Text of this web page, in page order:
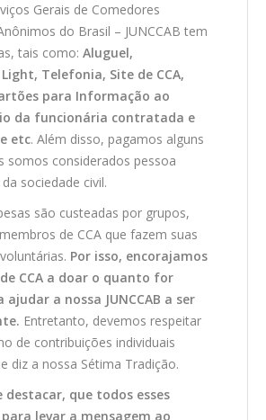
BR
Gerais de Comedores
do Brasil – JUNCCAB tem
tais como: Aluguel,
Telefonia, Site de CCA,
para Informação ao
da funcionária contratada e
etc. Além disso, pagamos alguns
somos considerados pessoa
sociedade civil.
são custeadas por grupos,
de CCA que fazem suas
Por isso, encorajamos
CCA a doar o quanto for
ajudar a nossa JUNCCAB a ser
Entretanto, devemos respeitar
de contribuições individuais
diz a nossa Sétima Tradição.
que todos esses
levar a mensagem ao